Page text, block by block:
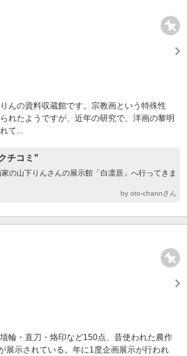
んの資料収蔵館です。宗教画という特殊性
れたようですが、近年の研究で、洋画の黎明
て...
チコミ”
の山下りんさんの展示館「白凛居」へ行ってきま
by oto-channさん
輪・直刀・烙印など150点、昔使われた農作
展示されている。年に1度企画展示が行われ